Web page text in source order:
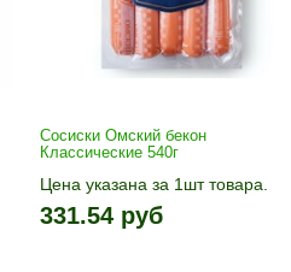
Сосиски Омский бекон
Классические 540г
Цена указана за 1шт товара.
1шт прибавляется кнопками «+»
и «-». Выберите нужное
331.54 руб